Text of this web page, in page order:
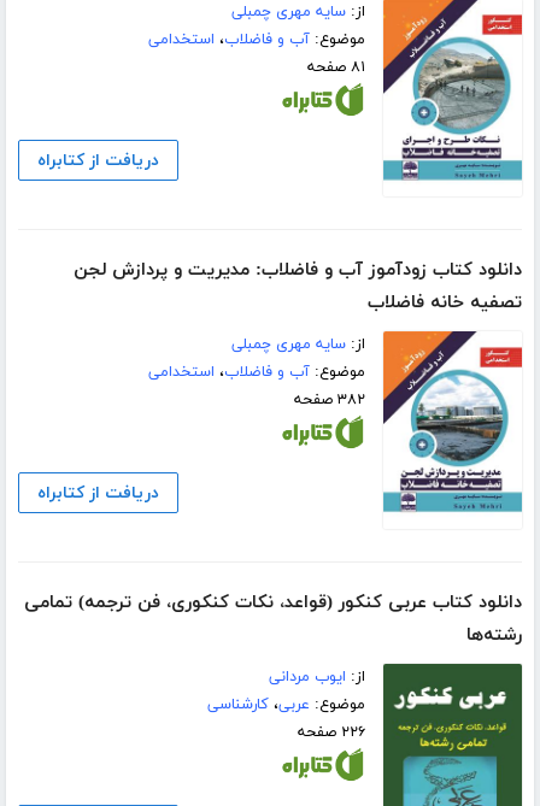
از:سایه مهری چمبلی
موضوع:آب و فاضلاب، استخدامی
۸۱ صفحه
دریافت از کتابراه
دانلود کتاب زودآموز آب و فاضلاب: مدیریت و پردازش لجن
تصفیه خانه فاضلاب
از:سایه مهری چمبلی
موضوع:آب و فاضلاب، استخدامی
۳۸۲ صفحه
دریافت از کتابراه
دانلود کتاب عربی کنکور (قواعد، نکات کنکوری، فن ترجمه) تمامی
رشته‌ها
از: ایوب مردانی
موضوع: عربی،کارشناسی
۲۲۶ صفحه